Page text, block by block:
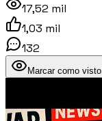
17,52 mil
1,03 mil
132
Marcar como visto